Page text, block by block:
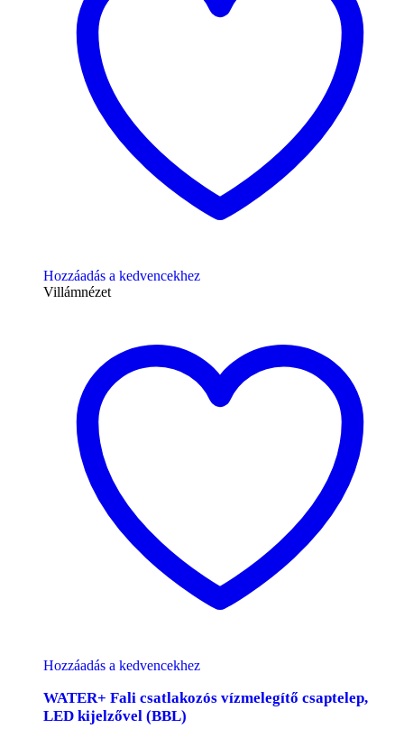
Hozzáadás a kedvencekhez
Villámnézet
Hozzáadás a kedvencekhez
WATER+ Fali csatlakozós vízmelegítő csaptelep,
LED kijelzővel (BBL)